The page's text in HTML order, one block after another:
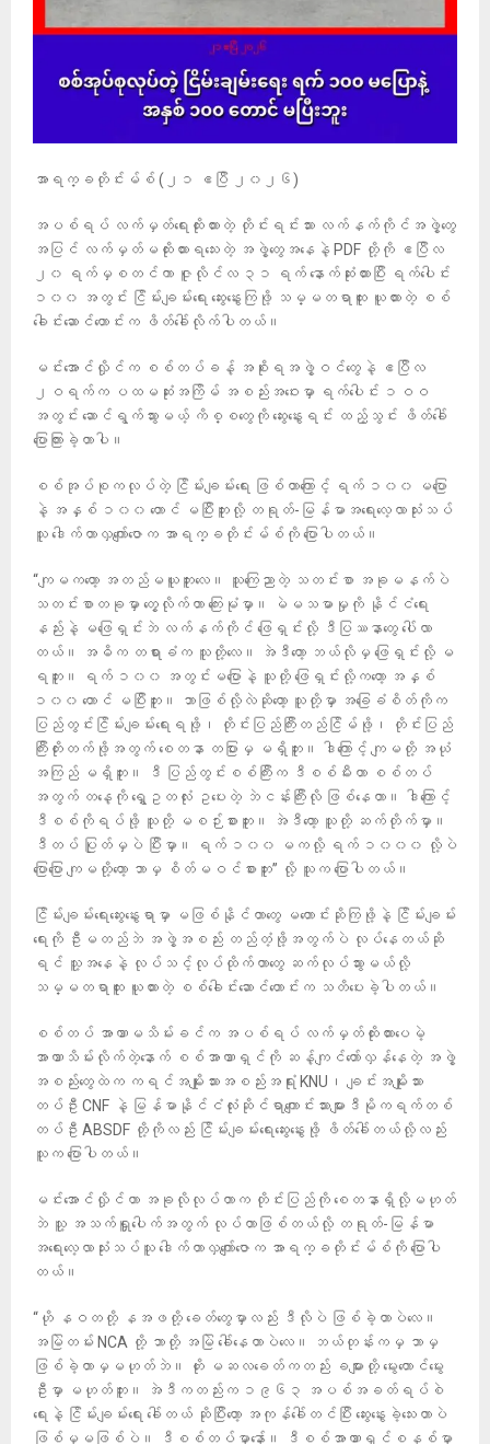
အာရက္ခတိုင်းမ်စ် (၂၁ ဧပြီ ၂၀၂၆)
အပစ်ရပ် လက်မှတ်ရေးထိုးထားတဲ့ တိုင်းရင်းသား လက်နက်ကိုင်အဖွဲ့တွေ
အပြင် လက်မှတ်မထိုးထားရသေးတဲ့ အဖွဲ့တွေအနေနဲ့ PDF တို့ကို ဧပြီလ
၂၀ ရက်မှစတင်ကာ ဇူလိုင်လ ၃၁ ရက် နောက်ဆုံးထားပြီး ရက်ပေါင်း
၁၀၀ အတွင်း ငြိမ်းချမ်းရေး ဆွေးနွေးကြဖို့ သမ္မတရာထူး ယူထားတဲ့ စစ်
ခေါင်းဆောင်ဟောင်းက ဖိတ်ခေါ်လိုက်ပါတယ်။
မင်းအောင်လှိုင်က စစ်တပ်ခန့် အစိုးရအဖွဲ့ဝင်တွေနဲ့ ဧပြီလ
၂ဝရက်က ပထမဆုံးအကြိမ် အစည်းအဝေးမှာ ရက်ပေါင်း ၁ဝဝ
အတွင်း ဆောင်ရွက်သွားမယ့် ကိစ္စတွေကို ဆွေးနွေးရင်း ထည့်သွင်း ဖိတ်ခေါ်
ပြောကြားခဲ့တာပါ။
စစ်အုပ်စုကလုပ်တဲ့ ‌ငြိမ်းချမ်းရေး ဖြစ်တာကြောင့် ရက် ၁၀၀ မပြော
နဲ့ အနှစ် ၁၀၀ တောင် မပြီးဘူးလို့ တရုတ်-မြန်မာအရေးလေ့လာသုံးသပ်
သူ ဒေါက်တာလှကျော်ဇောက အာရက္ခတိုင်းမ်စ်ကို ပြောပါတယ်။
“ကျမကတော့ အတည်မယူဘူးလေ။ သူကြေညာတဲ့ သတင်းစာ အခုမနက်ပဲ
သတင်းစာတခုမှာ တွေ့လိုက်တာ ကြေးမုံမှာ။ မဲမသမာမှုကို နိုင်ငံရေး
နည်းနဲ့ မဖြေရှင်းဘဲ လက်နက်ကိုင် ဖြေရှင်းလို့ ဒီပြဿနာတွေ ပေါ်လာ
တယ်။ အဓိက တရားခံက သူတို့လေ။ အဲဒီတော့ ဘယ်လိုမှ ဖြေရှင်းလို့ မ
ရဘူး။ ရက် ၁၀၀ အတွင်းမပြောနဲ့ သူတို့ ဖြေရှင်းလို့ကတော့ အနှစ်
၁၀၀ တောင် မပြီးဘူး။ ဘာဖြစ်လို့လဲဆိုတော့ သူတို့မှာ အခြေခံစိတ်ကိုက
ပြည်တွင်းငြိမ်းချမ်းရေးရဖို့၊ တိုင်းပြည်ကြီးတည်ငြိမ်ဖို့၊ တိုင်းပြည်
ကြီးတိုးတက်ဖို့အတွက် စေတနာ တပြားမှ မရှိဘူး။ ဒါကြောင့် ကျမတို့ အယုံ
အကြည် မရှိဘူး။ ဒီ ပြည်တွင်းစစ်ကြီးက ဒီစစ်မီးဟာ စစ်တပ်
အတွက် တနေ့ကို ရွှေဥတလုံး ဥပေးတဲ့ ဘဲငန်းကြီးလို ဖြစ်နေတာ။ ဒါကြောင့်
ဒီစစ်ကိုရပ်ဖို့ သူတို့ မစဉ်းစားဘူး။ အဲဒီတော့ သူတို့ ဆက်တိုက်မှာ။
ဒီတပ် ပြုတ်မှပဲ ပြီးမှာ။ ရက် ၁၀၀ မကလို့ ရက် ၁၀၀၀ လို့ပဲ
ပြောပြော ကျမတို့တော့ ဘာမှ စိတ်မဝင်စားဘူး” လို့ သူက ပြောပါတယ်။
ငြိမ်းချမ်းရေးဆွေးနွေးရာမှာ မဖြစ်နိုင်တာတွေ မတောင်းဆိုကြဖို့နဲ့ ငြိမ်းချမ်း
ရေးကို ဦးမတည်ဘဲ အဖွဲ့အစည်း တည်တံ့ဖို့အတွက်ပဲ လုပ်နေတယ်ဆို
ရင် သူ့အနေနဲ့ လုပ်သင့်လုပ်ထိုက်တာတွေ ဆက်လုပ်သွားမယ်လို့
သမ္မတရာထူး ယူထားတဲ့ စစ်ခေါင်းဆောင်ဟောင်းက သတိပေးခဲ့ပါတယ်။
စစ်တပ် အာဏာမသိမ်းခင်က အပစ်ရပ် လက်မှတ်ထိုးထားပေမဲ့
အာဏာသိမ်းလိုက်တဲ့နောက် စစ်အာဏာရှင်ကို ဆန့်ကျင်တော်လှန်နေတဲ့ အဖွဲ့
အစည်းတွေထဲက ကရင်အမျိုးသားအစည်းအရုံး KNU၊ ချင်းအမျိုးသား
တပ်ဦး CNF နဲ့ မြန်မာနိုင်ငံလုံးဆိုင်ရာကျောင်းသားများဒီမိုကရက်တစ်
တပ်ဦး ABSDF တို့ကိုလည်း ငြိမ်းချမ်းရေးဆွေးနွေးဖို့ ဖိတ်ခေါ်တယ်လို့လည်း
သူက ပြောပါတယ်။
မင်းအောင်လှိုင်ဟာ အခုလိုလုပ်တာက တိုင်းပြည်ကို စေတနာရှိလို့မဟုတ်
ဘဲ သူ့ အသက်ရှူပေါက်အတွက် လုပ်တာဖြစ်တယ်လို့ တရုတ်-မြန်မာ
အရေးလေ့လာသုံးသပ်သူ ဒေါက်တာလှကျော်ဇောက အာရက္ခတိုင်းမ်စ်ကို ပြောပါ
တယ်။
“ဟို နဝတတို့ နအဖတို့ ခေတ်တွေမှာလည်း ဒီလိုပဲ ဖြစ်ခဲ့တာပဲလေ။
အမြဲတမ်း NCA တို့ ဘာတို့ အမြဲ ခေါ်နေတာပဲလေ။ ဘယ်တုန်းကမှ ဘာမှ
ဖြစ်ခဲ့တာမှမဟုတ်ဘဲ။ ဟိုး မဆလခေတ်ကတည်း ခများတို့ မွေးတောင်မွေး
ဦးမှာ မဟုတ်ဘူး။ အဲဒီကတည်းက ၁၉၆၃ အပစ်အခတ်ရပ်စဲ
ရေးနဲ့ ငြိမ်းချမ်းရေး ခေါ်တယ် ဆိုပြီးတော့ အကုန်ခေါ်တင်ပြီး ဆွေးနွေးခဲ့သေးတာပဲ
ဖြစ်မှမဖြစ်ပဲ။ ဒီစစ်တပ်မှာနော်။ ဒီစစ်အာဏာရှင်စနစ်မှာ